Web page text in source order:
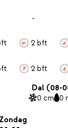
-
2 bft
2 bft
Dal (08-
0 cm 0